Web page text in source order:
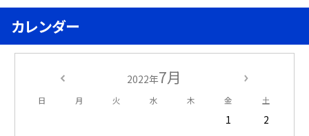
カレンダー
2022年7月
日 月 火 水 木 金 土
1
2